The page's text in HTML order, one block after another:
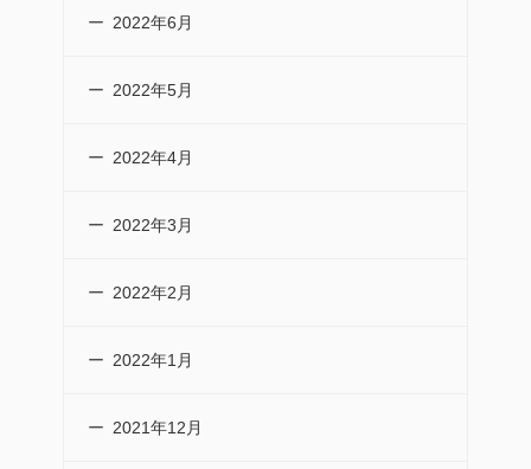
2022年6月
2022年5月
2022年4月
2022年3月
2022年2月
2022年1月
2021年12月